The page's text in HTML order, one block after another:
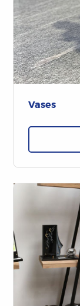
Vases